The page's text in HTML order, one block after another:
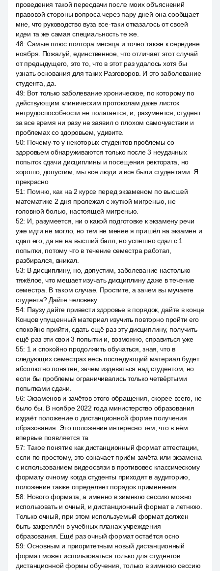
проведения такой пересдачи после моих объяснений
правовой стороны вопроса через пару дней она сообщает
мне, что руководство вуза все-таки отказалось от своей
идеи та же самая специальность те же.
48: Самые плюс полтора месяца и точно также к середине
ноября. Пожалуй, единственное, что отличает этот случай
от предыдущего, это то, что в этот раз удалось хотя бы
узнать основания для таких Разговоров. И это заболевание
студента, да.
49: Вот только заболевание хроническое, по которому по
действующим клиническим протоколам даже листок
нетрудоспособности не полагается, и, разумеется, студент
за все время ни разу не заявил о плохом самочувствии и
проблемах со здоровьем, удивите.
50: Почему-то у некоторых студентов проблемы со
здоровьем обнаруживаются только после 3 неудачных
попыток сдачи дисциплины и посещения ректората, но
хорошо, допустим, мы все люди и все были студентами. Я
прекрасно
51: Помню, как на 2 курсе перед экзаменом по высшей
математике 2 дня пролежал с жуткой мигренью, не
головной болью, настоящей мигренью.
52: И, разумеется, ни о какой подготовке к экзамену речи
уже идти не могло, но тем не менее я пришёл на экзамен и
сдал его, да не на высший балл, но успешно сдал с 1
попытки, потому что в течение семестра работал,
разбирался, вникал.
53: В дисциплину, но, допустим, заболевание настолько
тяжёлое, что мешает изучать дисциплину даже в течение
семестра. В таком случае. Простите, а зачем вы мучаете
студента? Дайте человеку
54: Паузу дайте привести здоровье в порядок, дайте в конце
Концов упущенный материал изучить повторно пройти его
спокойно прийти, сдать ещё раз эту дисциплину, получить
ещё раз эти свои 3 попытки и, возможно, справиться уже
55: 1 и спокойно продолжить обучаться, зная, что в
следующих семестрах весь последующий материал будет
абсолютно понятен, зачем издеваться над студентом, но
если бы проблемы ограничивались только четвёртыми
попытками сдачи.
56: Экзаменов и зачётов этого обращения, скорее всего, не
было бы. В ноябре 2022 года министерство образования
издаёт положение о дистанционной форме получения
образования. Это положение интересно тем, что в нём
впервые появляется та
57: Такое понятие как дистанционный формат аттестации,
если по простому, это означает приём зачёта или экзамена
с использованием видеосвязи в противовес классическому
формату очному когда студенты приходят в аудиторию,
положение также определяет порядок применения.
58: Нового формата, а именно в зимнюю сессию можно
использовать и очный, и дистанционный формат в летнюю.
Только очный, при этом используемый формат должен
быть закреплён в учебных планах учреждения
образования. Ещё раз очный формат остаётся осно
59: Основным и приоритетным новый дистанционный
формат может использоваться только для студентов
дистанционной формы обучения, только в зимнюю сессию